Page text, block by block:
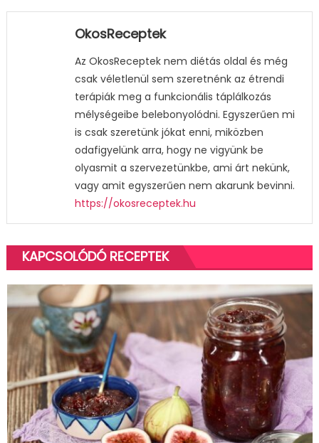
OkosReceptek
Az OkosReceptek nem diétás oldal és még
csak véletlenül sem szeretnénk az étrendi
terápiák meg a funkcionális táplálkozás
mélységeibe belebonyolódni. Egyszerűen mi
is csak szeretünk jókat enni, miközben
odafigyelünk arra, hogy ne vigyünk be
olyasmit a szervezetünkbe, ami árt nekünk,
vagy amit egyszerűen nem akarunk bevinni.
https://okosreceptek.hu
KAPCSOLÓDÓ RECEPTEK